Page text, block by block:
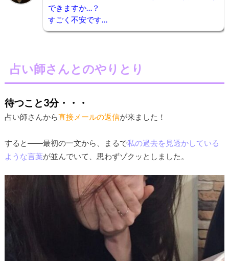
できますか…？
すごく不安です…
占い師さんとのやりとり
待つこと3分・・・
占い師さんから直接メールの返信が来ました！
すると――最初の一文から、まるで私の過去を見透かしている
ような言葉が並んでいて、思わずゾクッとしました。